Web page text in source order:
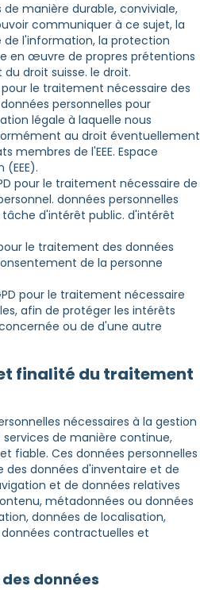
manière durable, conviviale,
communiquer à ce sujet, la
de l'information, la protection
en œuvre de propres prétentions
droit suisse. le droit.
pour le traitement nécessaire des
personnelles pour
légale à laquelle nous
au droit éventuellement
membres de l'EEE. Espace
pour le traitement nécessaire de
données personnelles
d'intérêt public. d'intérêt
pour le traitement des données
de la personne
pour le traitement nécessaire
afin de protéger les intérêts
ou de d'une autre
finalité du traitement
nécessaires à la gestion
de manière continue,
fiable. Ces données personnelles
données d'inventaire et de
et de données relatives
métadonnées ou données
données de localisation,
contractuelles et
données